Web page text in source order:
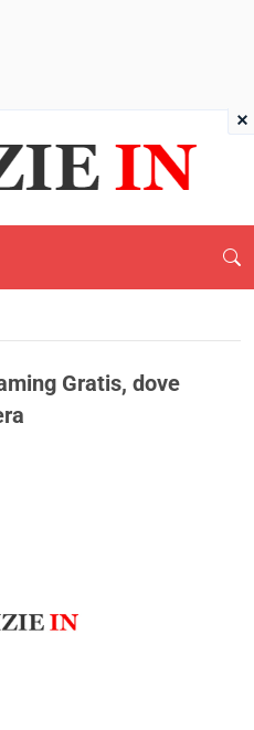
Gratis, dove
×